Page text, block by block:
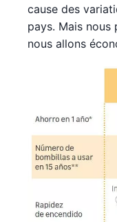
cause des
pays. Mais nous
nous allons